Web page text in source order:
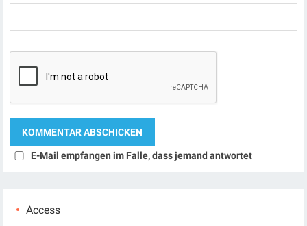
E-Mail empfangen im Falle, dass jemand antwortet
Access